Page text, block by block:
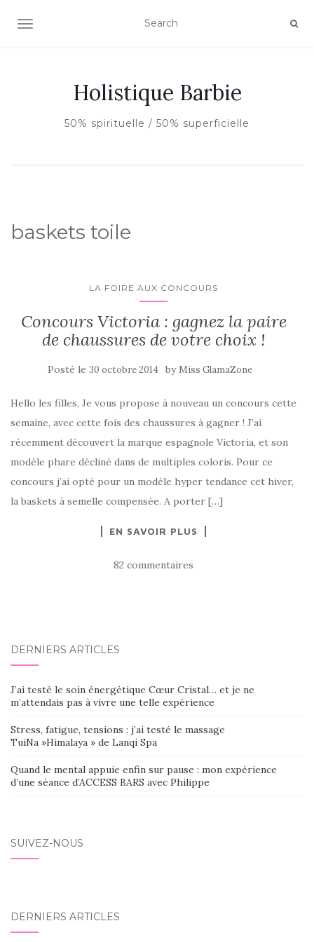
AFFICHER/MASQUER LA NAVIGATION
Holistique Barbie
50% spirituelle / 50% superficielle
baskets toile
LA FOIRE AUX CONCOURS
Concours Victoria : gagnez la paire
de chaussures de votre choix !
Posté le 30 octobre 2014 by Miss GlamaZone
Hello les filles, Je vous propose à nouveau un concours cette
semaine, avec cette fois des chaussures à gagner ! J’ai
récemment découvert la marque espagnole Victoria, et son
modèle phare décliné dans de multiples coloris. Pour ce
concours j’ai opté pour un modèle hyper tendance cet hiver,
la baskets à semelle compensée. A porter […]
EN SAVOIR PLUS
82 commentaires
DERNIERS ARTICLES
J’ai testé le soin énergétique Cœur Cristal… et je ne
m’attendais pas à vivre une telle expérience
Stress, fatigue, tensions : j’ai testé le massage
TuiNa »Himalaya » de Lanqi Spa
Quand le mental appuie enfin sur pause : mon expérience
d’une séance d’ACCESS BARS avec Philippe
SUIVEZ-NOUS
DERNIERS ARTICLES